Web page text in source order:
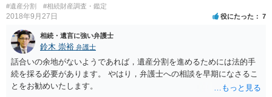
#遺産分割 #相続財産調査・鑑定
2018年9月27日 役にたった 7
相続・遺言に強い弁護士
鈴木 崇裕 弁護士
話合いの余地がないようであれば，遺産分割を進めるためには法的手
続を採る必要があります。 やはり，弁護士への相談を早期になさるこ
とをお勧めいたします。